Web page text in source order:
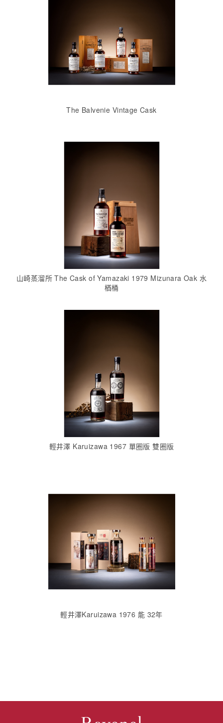
The Balvenie Vintage Cask
山崎蒸溜所 The Cask of Yamazaki 1979 Mizunara Oak 水
楢桶
輕井澤 Karuizawa 1967 單圈版 雙圈版
輕井澤Karuizawa 1976 能 32年